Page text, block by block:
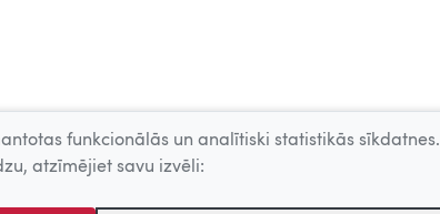
funkcionālās un analītiski statistikās sīkdatnes.
atzīmējiet savu izvēli: